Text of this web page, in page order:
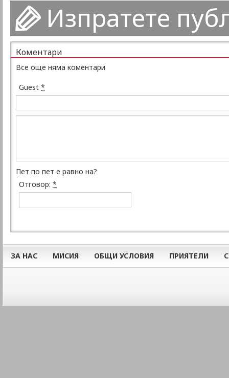
Изпратете
Коментари
Все още няма коментари
Guest *
Пет по пет е равно на?
Отговор: *
ЗА НАС МИСИЯ ОБЩИ УСЛОВИЯ ПРИЯТЕЛИ